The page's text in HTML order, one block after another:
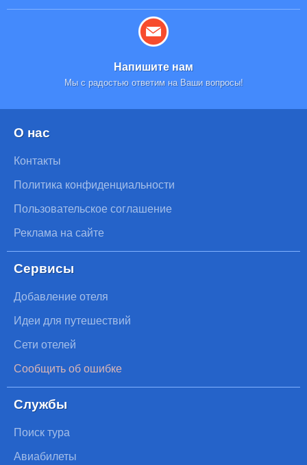
Напишите нам
Мы с радостью ответим на Ваши вопросы!
О нас
Контакты
Политика конфиденциальности
Пользовательское соглашение
Реклама на сайте
Сервисы
Добавление отеля
Идеи для путешествий
Сети отелей
Сообщить об ошибке
Службы
Поиск тура
Авиабилеты